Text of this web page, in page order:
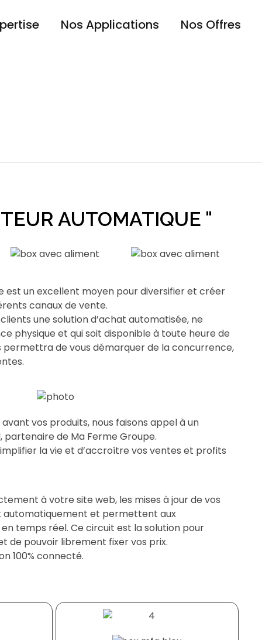
Nos Applications Nos Offres
AUTOMATIQUE "
est un excellent moyen pour diversifier et créer
canaux de vente.
une solution d’achat automatisée, ne
physique et qui soit disponible à toute heure de
permettra de vous démarquer de la concurrence,
vos produits, nous faisons appel à un
de Ma Ferme Groupe.
la vie et d’accroître vos ventes et profits
à votre site web, les mises à jour de vos
automatiquement et permettent aux
temps réel. Ce circuit est la solution pour
de pouvoir librement fixer vos prix.
100% connecté.